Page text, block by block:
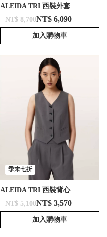
ALEIDA TRI 西裝外套
NT$ 8,700NT$ 6,090
加入購物車
季末七折
ALEIDA TRI 西裝背心
NT$ 5,100NT$ 3,570
加入購物車